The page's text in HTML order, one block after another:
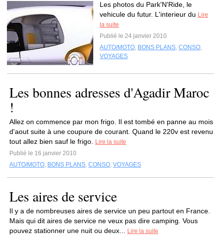
Les photos du Park'N'Ride, le
vehicule du futur. L'interieur du Lire
la suite
Publié le 24 janvier 2010
AUTO/MOTO, BONS PLANS, CONSO,
VOYAGES
Les bonnes adresses d'Agadir Maroc
!
Allez on commence par mon frigo. Il est tombé en panne au mois
d'aout suite à une coupure de courant. Quand le 220v est revenu
tout allez bien sauf le frigo.
Lire la suite
Publié le 16 janvier 2010
AUTO/MOTO, BONS PLANS, CONSO, VOYAGES
Les aires de service
Il y a de nombreuses aires de service un peu partout en France.
Mais qui dit aires de service ne veux pas dire camping. Vous
pouvez stationner une nuit ou deux...
Lire la suite